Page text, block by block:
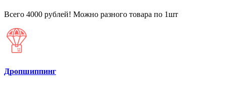
Всего 4000 рублей! Можно разного товара по 1шт
Дропшиппинг